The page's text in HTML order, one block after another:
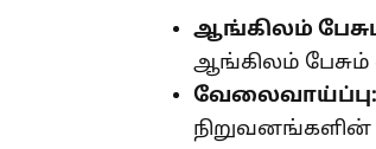
ஆங்கிலம்
ஆங்கிலம் பேசும்
வேலைவாய்ப்பு: